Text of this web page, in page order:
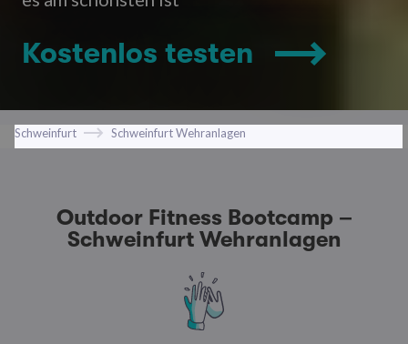
Kostenlos testen
Schweinfurt Schweinfurt Wehranlagen
Outdoor Fitness Bootcamp –
Schweinfurt Wehranlagen